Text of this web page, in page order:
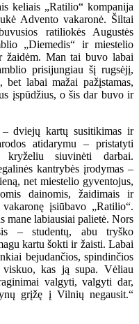
keliais „Ratilio“ kompanija
Advento vakaronė. Šiltai
ratiliokės Augustės
„Diemedis“ ir miestelio
žaidėm. Man tai buvo labai
prisijungiau šį rugsėjį,
labai mažai pažįstamas,
įspūdžius, o šis dar buvo ir
– dviejų kartų susitikimas ir
atidarymu – pristatyti
kryželiu siuvinėti darbai.
kantrybės įrodymas –
net miestelio gyventojus,
dainomis, žaidimais ir
įsiūbavo „Ratilio“.
mane labiausiai palietė. Nors
– studentų, abu tryško
kartu šokti ir žaisti. Labai
bejudančios, spindinčios
viskuo, kas ją supa. Vėliau
valgyti, valgyti dar,
grįžę į Vilnių negausit.“